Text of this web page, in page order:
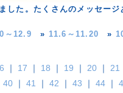
した。たくさんのメッセージ
～12.9 » 11.6～11.20 »
｜ 17 ｜ 18 ｜ 19 ｜ 20 ｜ 21
40 ｜ 41 ｜ 42 ｜ 43 ｜ 44 ｜